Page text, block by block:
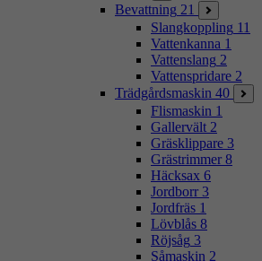
Bevattning 21
Slangkoppling 11
Vattenkanna 1
Vattenslang 2
Vattenspridare 2
Trädgårdsmaskin 40
Flismaskin 1
Gallervält 2
Gräsklippare 3
Grästrimmer 8
Häcksax 6
Jordborr 3
Jordfräs 1
Lövblås 8
Röjsåg 3
Såmaskin 2